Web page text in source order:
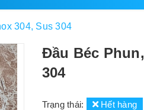
304, Sus 304
Đầu Béc
304
Trạng thái: Hết hàng